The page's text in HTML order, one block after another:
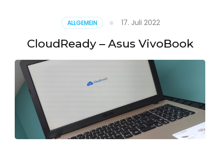
Jahressicherung
ALLGEMEIN 17. Juli 2022
CloudReady – Asus VivoBook